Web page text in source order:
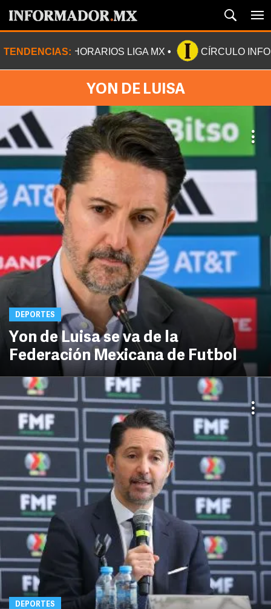
TENDENCIAS: HORARIOS LIGA MX CÍRCULO
YON DE LUISA
DEPORTES
Yon de Luisa se va de la
Federación Mexicana de Futbol
DEPORTES